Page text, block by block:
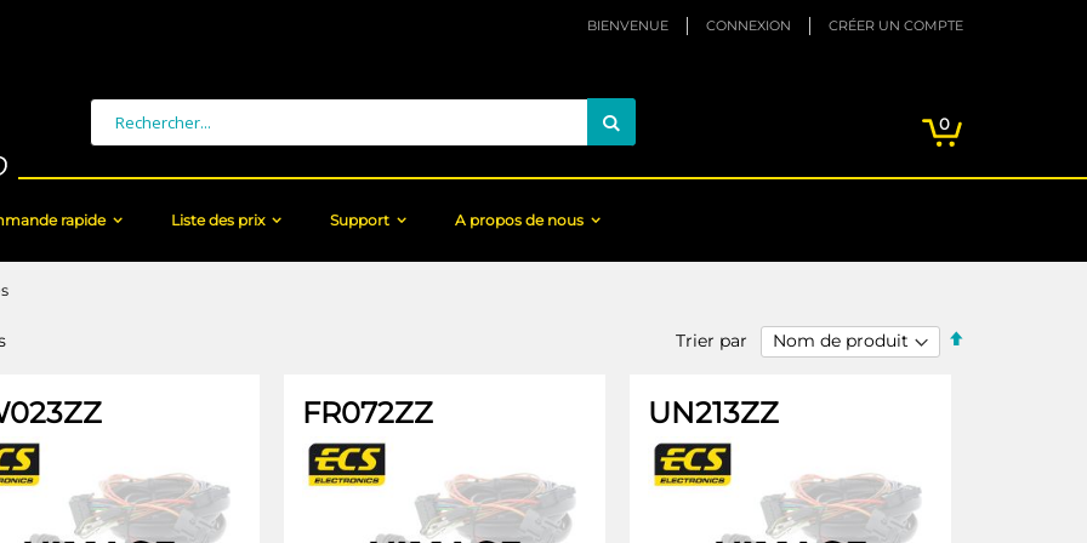
BIENVENUE CONNEXION CRÉER UN COMPTE
0articles
Chercher
rapide Liste des prix Support A propos de nous
Trier par
Par
FR072ZZ UN213ZZ